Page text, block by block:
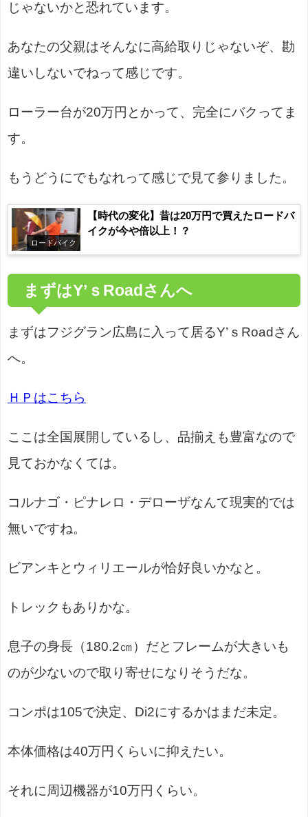
じゃないかと恐れています。
あなたの父親はそんなに高給取りじゃないぞ、勘
違いしないでねって感じです。
ローラー台が20万円とかって、完全にバクってま
す。
もうどうにでもなれって感じで見て参りました。
ロードバイク
【時代の変化】昔は20万円で買えたロードバ
イクが今や倍以上！？
まずはY’ｓRoadさんへ
まずはフジグラン広島に入って居るY’ｓRoadさん
へ。
ＨＰはこちら
ここは全国展開しているし、品揃えも豊富なので
見ておかなくては。
コルナゴ・ピナレロ・デローザなんて現実的では
無いですね。
ビアンキとウィリエールが恰好良いかなと。
トレックもありかな。
息子の身長（180.2㎝）だとフレームが大きいも
のが少ないので取り寄せになりそうだな。
コンポは105で決定、Di2にするかはまだ未定。
本体価格は40万円くらいに抑えたい。
それに周辺機器が10万円くらい。